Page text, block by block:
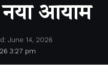
नया आयाम
3:27 pm
June 14, 2026